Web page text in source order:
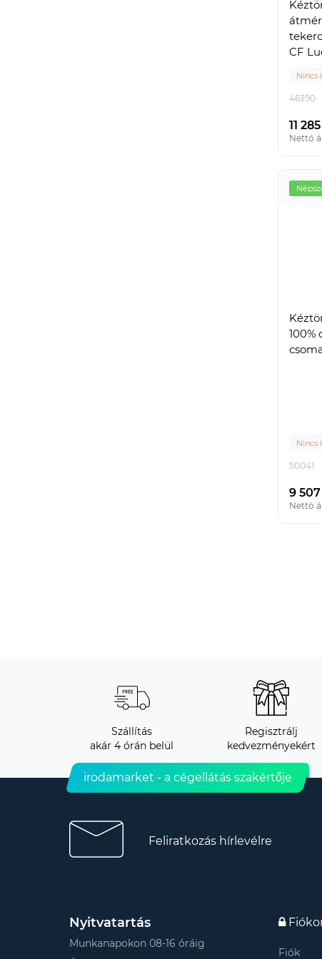
CF
Nincs
46390
11
Nettó
100%
Nincs
50041
9
Nettó
Szállítás
akár 4 órán belül
Regisztrálj
kedvezményekért
irodamarket - a cégellátás szakértője
Feliratkozás hírlevélre
Nyitvatartás
Munkanapokon 08-16 óráig
Fiók